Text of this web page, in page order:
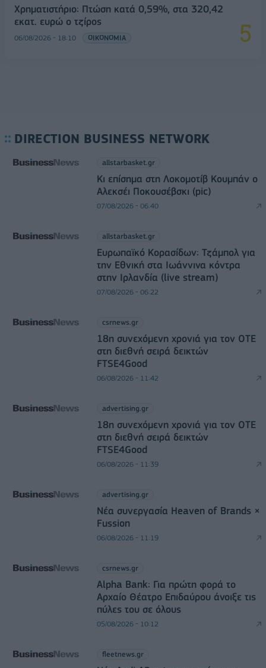
Χρηματιστήριο: Πτώση κατά 0,59%, στα 320,42
εκατ. ευρώ ο τζίρος
06/08/2026 - 18:10 ΟΙΚΟΝΟΜΙΑ
DIRECTION BUSINESS NETWORK
allstarbasket.gr
Κι επίσημα στη Λοκομοτίβ Κουμπάν ο
Αλεκσέι Ποκουσέβσκι (pic)
07/08/2026 - 06:40
allstarbasket.gr
Ευρωπαϊκό Κορασίδων: Τζάμπολ για
την Εθνική στα Ιωάννινα κόντρα
στην Ιρλανδία (live stream)
07/08/2026 - 06:22
csrnews.gr
18η συνεχόμενη χρονιά για τον ΟΤΕ
στη διεθνή σειρά δεικτών
FTSE4Good
06/08/2026 - 11:42
advertising.gr
18η συνεχόμενη χρονιά για τον ΟΤΕ
στη διεθνή σειρά δεικτών
FTSE4Good
06/08/2026 - 11:39
advertising.gr
Νέα συνεργασία Heaven of Brands ×
Fussion
06/08/2026 - 11:19
csrnews.gr
Alpha Bank: Για πρώτη φορά το
Αρχαίο Θέατρο Επιδαύρου άνοιξε τις
πύλες του σε όλους
05/08/2026 - 10:12
fleetnews.gr